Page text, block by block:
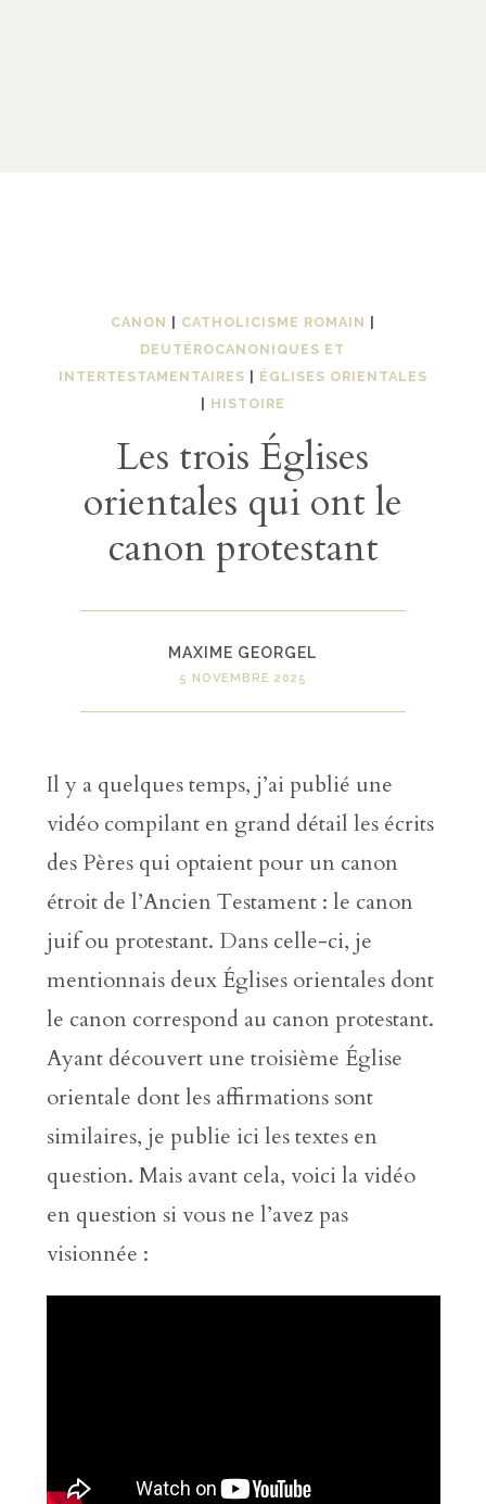
CANON CATHOLICISME ROMAIN
DEUTÉROCANONIQUES ET
INTERTESTAMENTAIRES
ÉGLISES ORIENTALES
HISTOIRE
Les trois Églises
orientales qui ont le
canon protestant
MAXIME GEORGEL
5 NOVEMBRE 2025
Il y a quelques temps, j’ai publié une
vidéo compilant en grand détail les écrits
des Pères qui optaient pour un canon
étroit de l’Ancien Testament : le canon
juif ou protestant. Dans celle-ci, je
mentionnais deux Églises orientales dont
le canon correspond au canon protestant.
Ayant découvert une troisième Église
orientale dont les affirmations sont
similaires, je publie ici les textes en
question. Mais avant cela, voici la vidéo
en question si vous ne l’avez pas
visionnée :